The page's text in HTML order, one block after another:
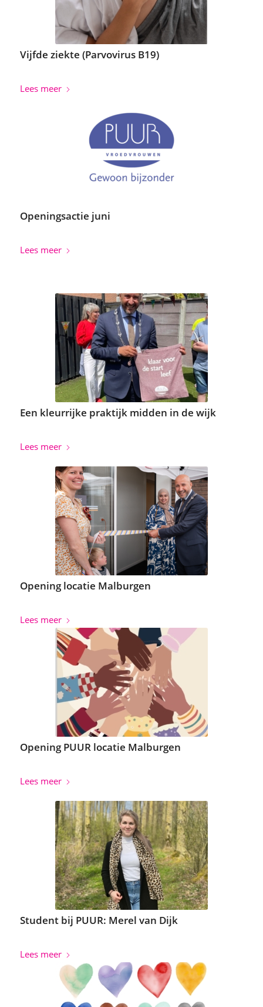
Vijfde ziekte (Parvovirus B19)
Lees meer
Openingsactie juni
Lees meer
Een kleurrijke praktijk midden in de wijk
Lees meer
Opening locatie Malburgen
Lees meer
Opening PUUR locatie Malburgen
Lees meer
Student bij PUUR: Merel van Dijk
Lees meer